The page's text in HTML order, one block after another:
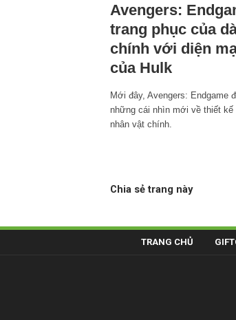
Avengers:
trang phục của
chính với diện
của Hulk
Mới đây, Avengers: Endgame
những cái nhìn mới về thiết kế
nhân vật chính.
Chia sẻ trang này
TRANG CHỦ